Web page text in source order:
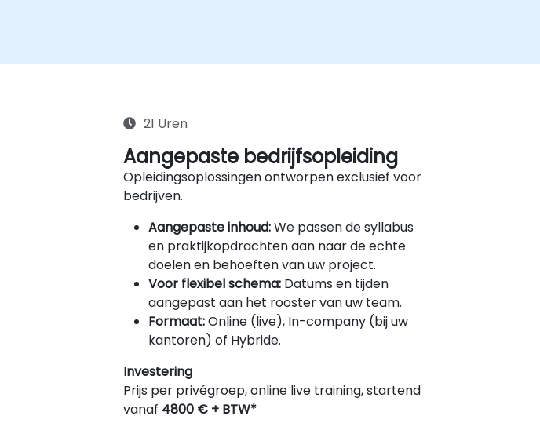
21 Uren
Aangepaste bedrijfsopleiding
Opleidingsoplossingen ontworpen exclusief voor
bedrijven.
Aangepaste inhoud:We passen de syllabus
en praktijkopdrachten aan naar de echte
doelen en behoeften van uw project.
Voor flexibel schema:Datums en tijden
aangepast aan het rooster van uw team.
Formaat:Online (live), In-company (bij uw
kantoren) of Hybride.
Investering
Prijs per privégroep, online live training, startend
vanaf 4800 € + BTW*